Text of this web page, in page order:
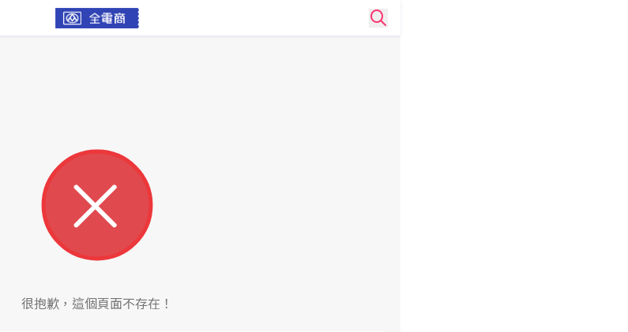
很抱歉，這個頁面不存在！